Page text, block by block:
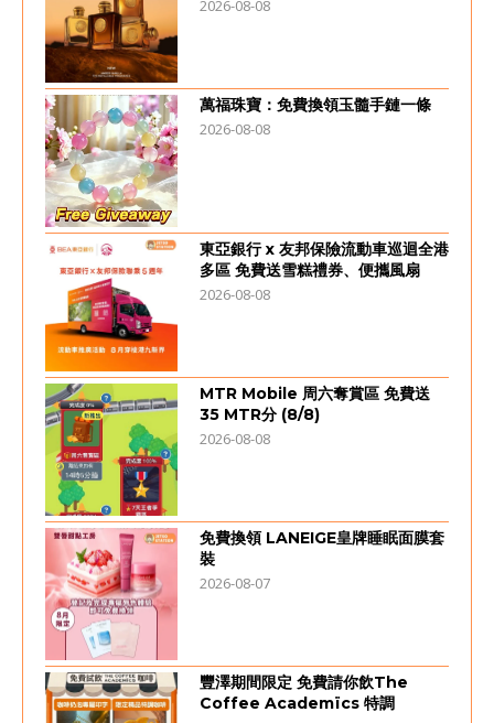
2026-08-08
萬福珠寶：免費換領玉髓手鏈一條
2026-08-08
東亞銀行 x 友邦保險流動車巡迴全港
多區 免費送雪糕禮券、便攜風扇
2026-08-08
MTR Mobile 周六奪賞區 免費送
35 MTR分 (8/8)
2026-08-08
免費換領 LANEIGE皇牌睡眠面膜套
裝
2026-08-07
豐澤期間限定 免費請你飲The
Coffee Academïcs 特調